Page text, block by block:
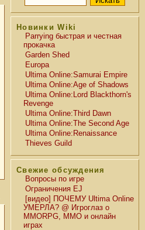
Новинки Wiki
Parrying быстрая и честная
прокачка
Garden Shed
Europa
Ultima Online:Samurai Empire
Ultima Online:Age of Shadows
Ultima Online:Lord Blackthorn's
Revenge
Ultima Online:Third Dawn
Ultima Online:The Second Age
Ultima Online:Renaissance
Thieves Guild
Свежие обсуждения
Вопросы по игре
Ограничения EJ
[видео] ПОЧЕМУ Ultima Online
УМЕРЛА? @ Игроглаз о
MMORPG, MMO и онлайн
играх